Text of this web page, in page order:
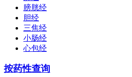
膀胱经
胆经
三焦经
小肠经
心包经
按药性查询